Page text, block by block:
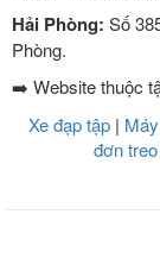
Hải Phòng: Số
Phòng.
➡️ Website thuộc
Xe đạp tập|
đơn